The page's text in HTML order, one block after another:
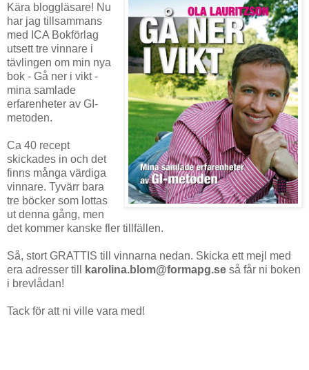
Kära bloggläsare! Nu
har jag tillsammans
med ICA Bokförlag
utsett tre vinnare i
tävlingen om min nya
bok - Gå ner i vikt -
mina samlade
erfarenheter av GI-
metoden.
Ca 40 recept
skickades in och det
finns många värdiga
vinnare. Tyvärr bara
tre böcker som lottas
ut denna gång, men
det kommer kanske fler tillfällen.
Så, stort GRATTIS till vinnarna nedan. Skicka ett mejl med
era adresser till
karolina.blom@formapg.se så får ni boken
i brevlådan!
Tack för att ni ville vara med!